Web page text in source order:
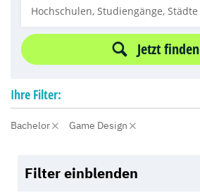
Jetzt finden
Ihre Filter:
Bachelor Game Design
Filter einblenden